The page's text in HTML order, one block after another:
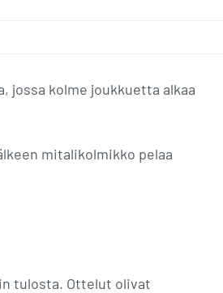
jossa kolme joukkuetta alkaa
mitalikolmikko pelaa
tulosta. Ottelut olivat